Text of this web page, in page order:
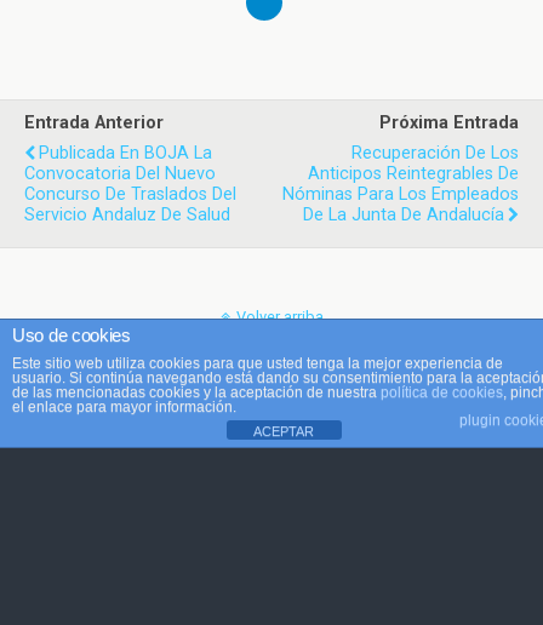
Entrada Anterior
Publicada En BOJA La
Convocatoria Del Nuevo
Concurso De Traslados Del
Servicio Andaluz De Salud
Próxima Entrada
Recuperación De Los
Anticipos Reintegrables De
Nóminas Para Los Empleados
De La Junta De Andalucía
Volver arriba
Móvil Escritorio
Uso de cookies
Este sitio web utiliza cookies para que usted tenga la mejor experiencia de
usuario. Si continúa navegando está dando su consentimiento para la
de las mencionadas cookies y la aceptación de nuestra política de cookies ,
el enlace para mayor información.
plugin
ACEPTAR